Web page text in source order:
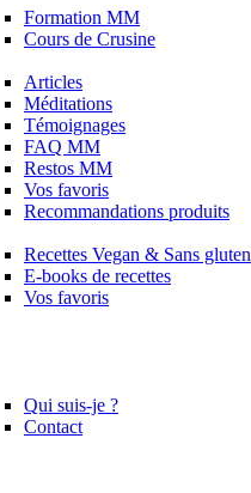
Formation MM
Cours de Crusine
Articles
Méditations
Témoignages
FAQ MM
Restos MM
Vos favoris
Recommandations produits
Recettes Vegan & Sans gluten
E-books de recettes
Vos favoris
Qui suis-je ?
Contact